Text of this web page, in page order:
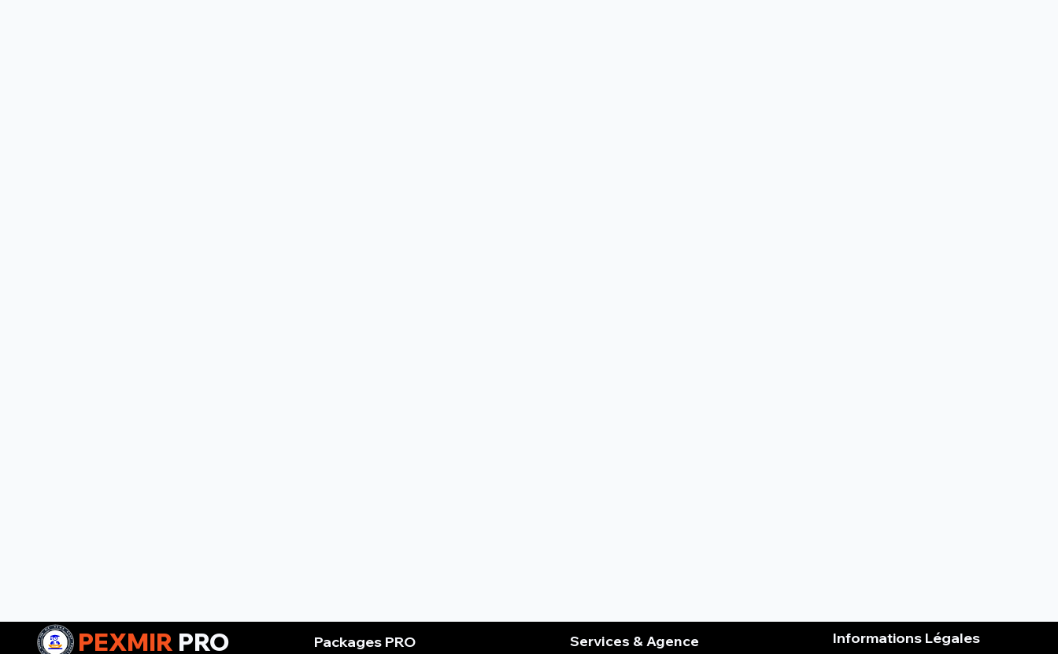
PEXMIR PRO Packages PRO Services & Agence Informations Légales